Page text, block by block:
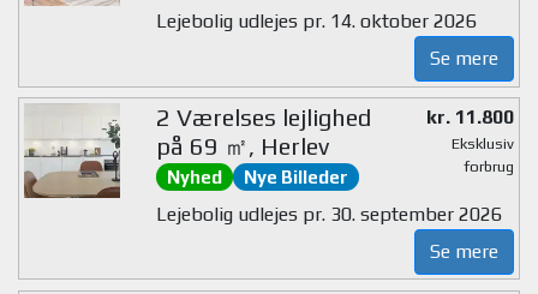
Lejebolig udlejes pr. 14. oktober 2026
Se mere
2 Værelses lejlighed
på 69 ㎡, Herlev
Nyhed Nye Billeder
kr. 11.800
Eksklusiv
forbrug
Lejebolig udlejes pr. 30. september 2026
Se mere